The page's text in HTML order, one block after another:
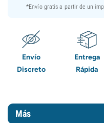
*Envío gratis a partir de un
Envío
Discreto
Entrega
Rápida
Más